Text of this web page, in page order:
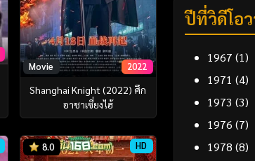
Movie 2022
Shanghai Knight (2022) ศึก
อาชาเซี่ยงไฮ้
8.0 HD
ปีที่วิดีโอ
1967 (1)
1971 (4)
1973 (3)
1976 (7)
1978 (8)